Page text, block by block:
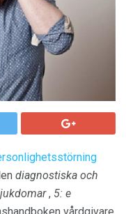
diagnostiska och
, 5: e